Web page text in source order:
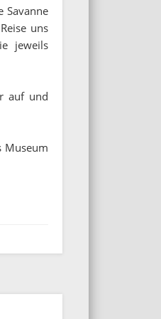
Savanne
uns
jeweils
auf und
Museum